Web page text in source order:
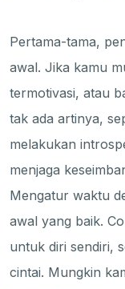
Pertama-tama,
awal. Jika kamu
termotivasi, atau
tak ada artinya,
melakukan
menjaga
Mengatur waktu
awal yang baik.
untuk diri sendiri,
cintai. Mungkin